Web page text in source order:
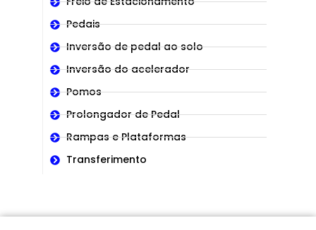
Pedais
Inversão de pedal ao solo
Inversão do acelerador
Pomos
Prolongador de Pedal
Rampas e Plataformas
Transferimento